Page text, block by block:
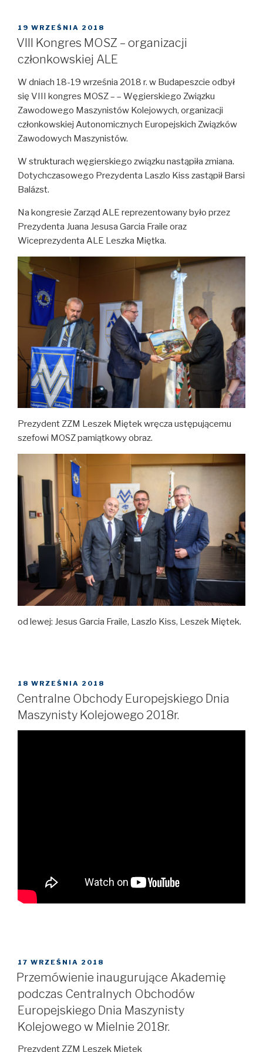
OPUBLIKOWANE
W
19 WRZEŚNIA 2018
VIII Kongres MOSZ – organizacji
członkowskiej ALE
W dniach 18-19 września 2018 r. w Budapeszcie odbył
się VIII kongres MOSZ – – Węgierskiego Związku
Zawodowego Maszynistów Kolejowych, organizacji
członkowskiej Autonomicznych Europejskich Związków
Zawodowych Maszynistów.
W strukturach węgierskiego związku nastąpiła zmiana.
Dotychczasowego Prezydenta Laszlo Kiss zastąpił Barsi
Balázst.
Na kongresie Zarząd ALE reprezentowany było przez
Prezydenta Juana Jesusa Garcia Fraile oraz
Wiceprezydenta ALE Leszka Miętka.
Prezydent ZZM Leszek Miętek wręcza ustępującemu
szefowi MOSZ pamiątkowy obraz.
od lewej: Jesus Garcia Fraile, Laszlo Kiss, Leszek Miętek.
OPUBLIKOWANE
W
18 WRZEŚNIA 2018
Centralne Obchody Europejskiego Dnia
Maszynisty Kolejowego 2018r.
OPUBLIKOWANE
W
17 WRZEŚNIA 2018
Przemówienie inaugurujące Akademię
podczas Centralnych Obchodów
Europejskiego Dnia Maszynisty
Kolejowego w Mielnie 2018r.
Prezydent ZZM Leszek Miętek